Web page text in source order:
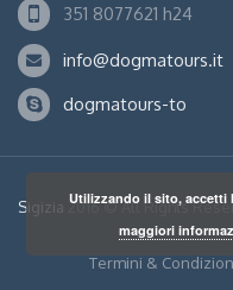
351 8077621 h24
info@dogmatours.it
dogmatours-to
Sigizia 2016 © All Rights
Termini &
Utilizzando il sito, accetti
maggiori